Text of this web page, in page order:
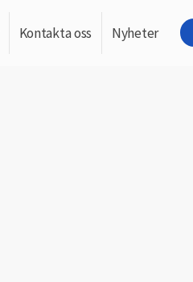
Kontakta oss Nyheter